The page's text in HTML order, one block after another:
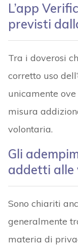
L’app
previsti
Tra i doverosi
corretto uso
unicamente
misura
volontaria.
Gli
addetti alle
Sono chiariti
generalmente
materia di